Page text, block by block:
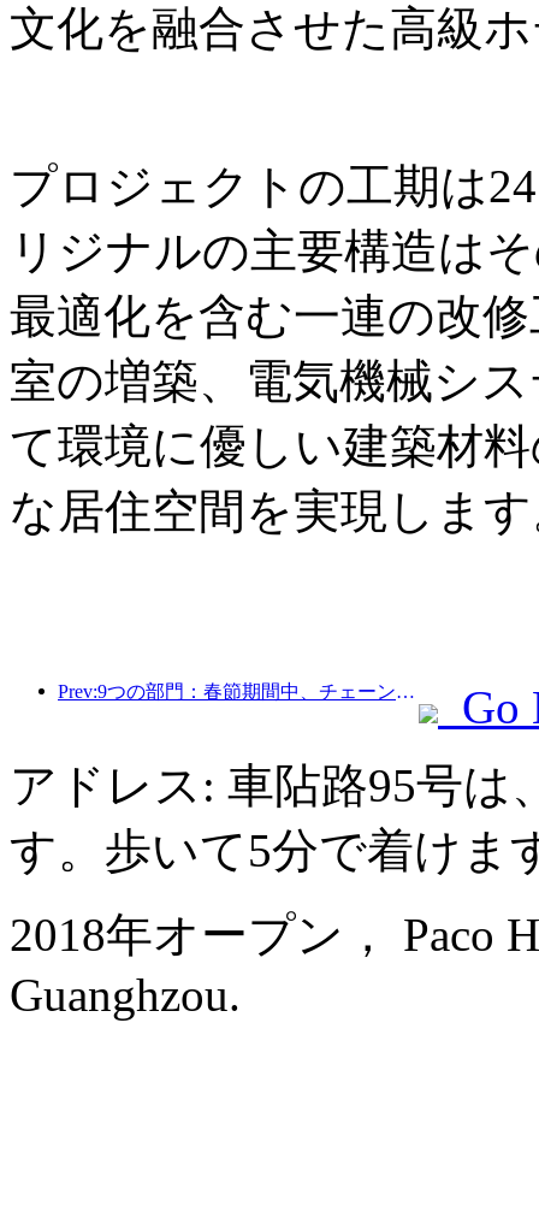
文化を融合させた高級
プロジェクトの工期は
リジナルの主要構造は
最適化を含む一連の改
室の増築、電気機械シ
て環境に優しい建築材
な居住空間を実現しま
Prev:9つの部門：春節期間中、チェーンホテルやブティックホームステイでは優遇措置が提供されます。
Go
アドレス: 車阽路95号は
す。歩いて5分で着けま
2018年オープン， Paco
Guanghzou.